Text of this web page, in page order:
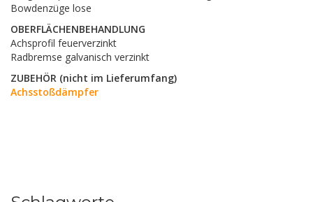
Bowdenzüge lose
OBERFLÄCHENBEHANDLUNG
Achsprofil feuerverzinkt
Radbremse galvanisch verzinkt
ZUBEHÖR (nicht im Lieferumfang)
Achsstoßdämpfer